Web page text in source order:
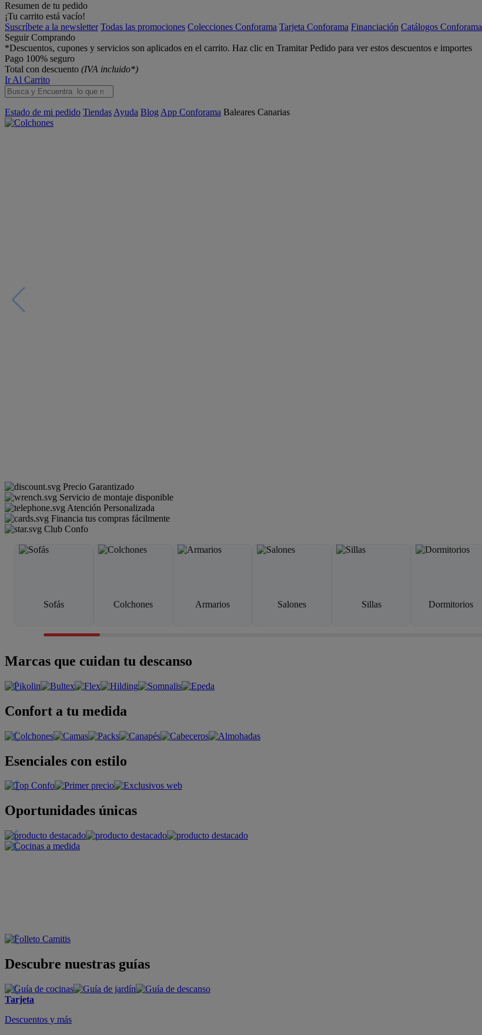
Resumen de tu pedido
¡Tu carrito está vacío!
Suscríbete a la newsletter Todas las promociones Colecciones Conforama Tarjeta Conforama Financiación Catálogos Conforama
Seguir Comprando
*Descuentos, cupones y servicios son aplicados en el carrito. Haz clic en Tramitar Pedido para ver estos descuentos e importes
Pago 100% seguro
Total con descuento (IVA incluido*)
Ir Al Carrito
Estado de mi pedido Tiendas Ayuda Blog App Conforama Baleares Canarias
Precio Garantizado
Servicio de montaje disponible
Atención Personalizada
Financia tus compras fácilmente
Club Confo
Sofás Colchones Armarios Salones Sillas Dormitorios
Marcas que cuidan tu descanso
Confort a tu medida
Esenciales con estilo
Oportunidades únicas
Descubre nuestras guías
Tarjeta
Descuentos y más